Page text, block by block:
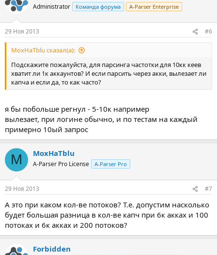
Administrator Команда форума A-Parser Enterprise
29 Ноя 2013 #6
MoxHaTblu сказал(а):
Подскажите пожалуйста, для парсинга частотки для 10кк кеев
хватит ли 1к аккаунтов? И если парсить через акки, вылезает ли
капча и если да, то как часто?
я бы побольше регнул - 5-10к например
вылезает, при логине обычно, и по тестам на каждый
примерно 10ый запрос
M MoxHaTblu
A-Parser Pro License A-Parser Pro
29 Ноя 2013 #7
А это при каком кол-ве потоков? Т.е. допустим насколько
будет большая разница в кол-ве капч при 6к акках и 100
потоках и 6к акках и 200 потоков?
Forbidden